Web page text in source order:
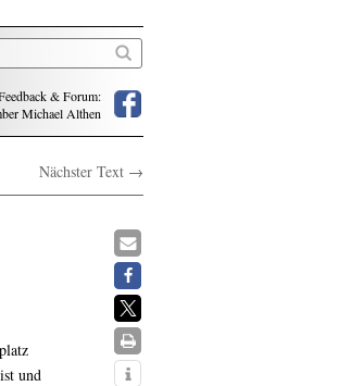
& Forum:
Michael Althen
Nächster Text →
und